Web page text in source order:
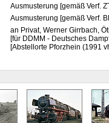
Ausmusterung [gemäß Verf.
Ausmusterung [gemäß Verf.
an Privat, Werner Girrbach,
[für DDMM - Deutsches
[Abstellorte Pforzhein (1991